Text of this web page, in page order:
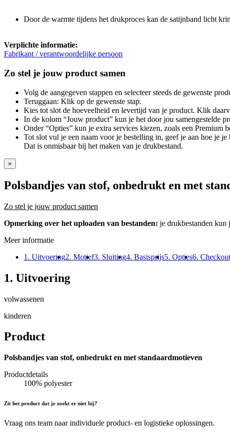
Door de warmte tijdens het drukproces kan de satijnband licht
Verplichte informatie:
Fabrikant / verantwoordelijke persoon
Zo stel je jouw product samen
Volg de aangegeven stappen en selecteer steeds de gewenste
Teruggaan: Klik op de gewenste stap.
Kies tot slot de hoeveelheid en levertijd van je product. Klik
In de kolom “Jouw product” kun je het door jou samengestelde
Onder “Opties” kun je extra services kiezen, zoals een Premium
Tot slot vul je een naam voor je bestelling in, geef je aan hoe je
Dat is onmisbaar bij het maken van je drukbestand.
×
Polsbandjes van stof, onbedrukt en met
Zo stel je jouw product samen
Opmerking over het uploaden van bestanden: je drukbestanden kun
Meer informatie
1. Uitvoering2. Motief3. Sluiting4. Basisprijs5. Opties6.
1. Uitvoering
volwassenen
kinderen
Product
Polsbandjes van stof, onbedrukt en met standaardmotieven
Productdetails
100% polyester
Zit het product dat je zoekt er niet bij?
Vraag ons team naar individuele product- en logistieke oplossingen.